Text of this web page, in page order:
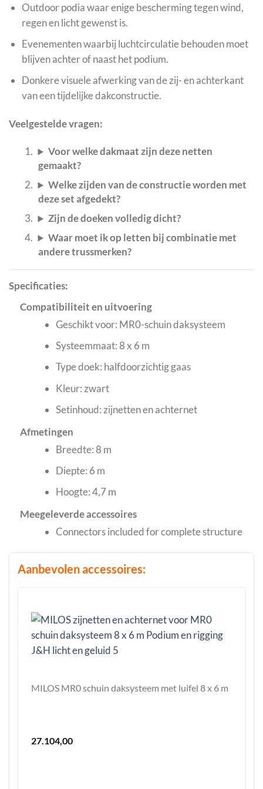
Outdoor podia waar enige bescherming tegen wind,
regen en licht gewenst is.
Evenementen waarbij luchtcirculatie behouden moet
blijven achter of naast het podium.
Donkere visuele afwerking van de zij- en achterkant
van een tijdelijke dakconstructie.
Veelgestelde vragen:
Voor welke dakmaat zijn deze netten
gemaakt?
Welke zijden van de constructie worden met
deze set afgedekt?
Zijn de doeken volledig dicht?
Waar moet ik op letten bij combinatie met
andere trussmerken?
Specificaties:
Compatibiliteit en uitvoering
Geschikt voor: MR0-schuin daksysteem
Systeemmaat: 8 x 6 m
Type doek: halfdoorzichtig gaas
Kleur: zwart
Setinhoud: zijnetten en achternet
Afmetingen
Breedte: 8 m
Diepte: 6 m
Hoogte: 4,7 m
Meegeleverde accessoires
Connectors included for complete structure
Aanbevolen accessoires:
MILOS MR0 schuin daksysteem met luifel 8 x 6 m
27.104,00